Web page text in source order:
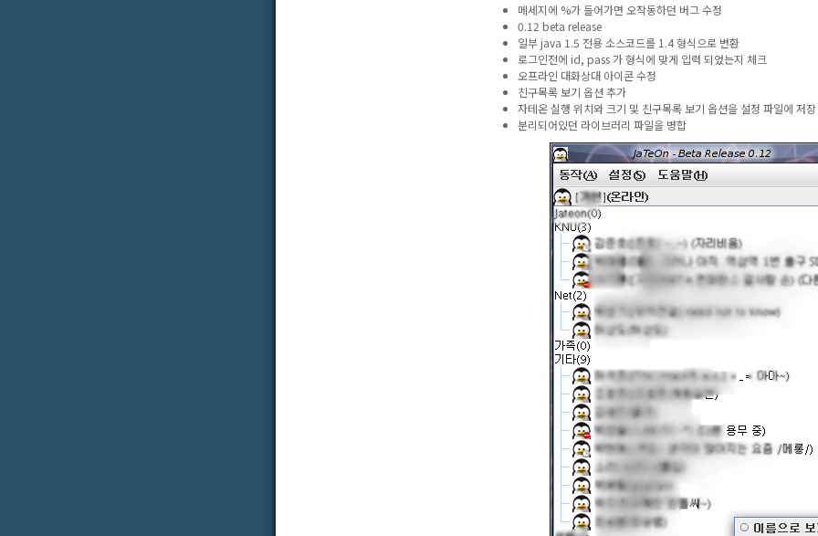
메세지에 %가 들어가면 오작동하던 버그 수정
0.12 beta release
일부 java 1.5 전용 소스코드를 1.4 형식으로 변환
로그인전에 id, pass 가 형식에 맞게 입력 되었는지 체크
오프라인 대화상대 아이콘 수정
친구목록 보기 옵션 추가
자테온 실행 위치와 크기 및 친구목록 보기 옵션을 설정 파일에 저장
분리되어있던 라이브러리 파일을 병합